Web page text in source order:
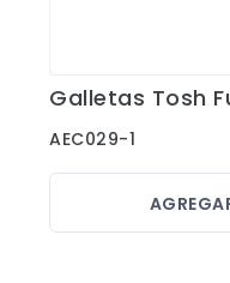
Galletas Tosh
AEC029-1